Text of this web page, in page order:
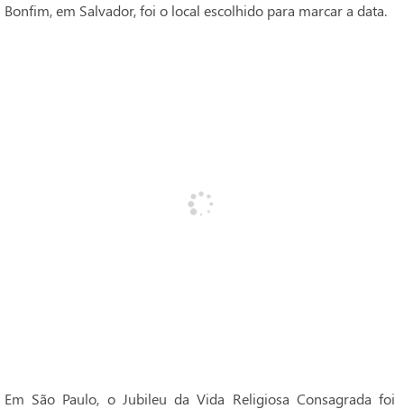
Bonfim, em Salvador, foi o local escolhido para marcar a data.
Em São Paulo, o Jubileu da Vida Religiosa Consagrada foi